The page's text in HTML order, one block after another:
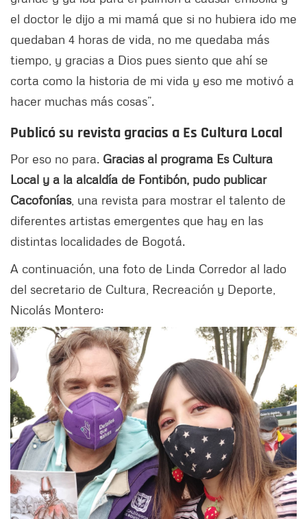
el doctor le dijo a mi mamá que si no hubiera ido me
quedaban 4 horas de vida, no me quedaba más
tiempo, y gracias a Dios pues siento que ahí se
corta como la historia de mi vida y eso me motivó a
hacer muchas más cosas”.
Publicó su revista gracias a Es Cultura Local
Por eso no para. Gracias al programa Es Cultura
Local y a la alcaldía de Fontibón, pudo publicar
Cacofonías, una revista para mostrar el talento de
diferentes artistas emergentes que hay en las
distintas localidades de Bogotá.
A continuación, una foto de Linda Corredor al lado
del secretario de Cultura, Recreación y Deporte,
Nicolás Montero: